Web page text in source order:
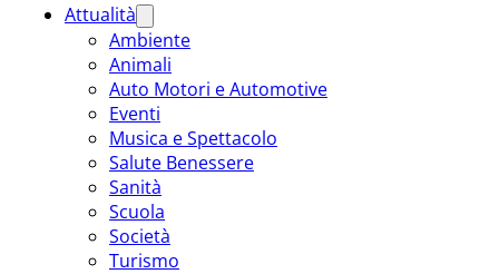
Attualità
Ambiente
Animali
Auto Motori e Automotive
Eventi
Musica e Spettacolo
Salute Benessere
Sanità
Scuola
Società
Turismo